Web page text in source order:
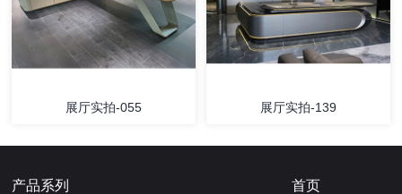
展厅实拍-055 展厅实拍-139
产品系列 首页